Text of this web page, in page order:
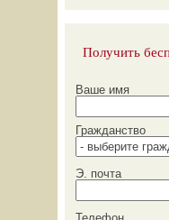
Получить
Ваше имя
Гражданство
Э. почта